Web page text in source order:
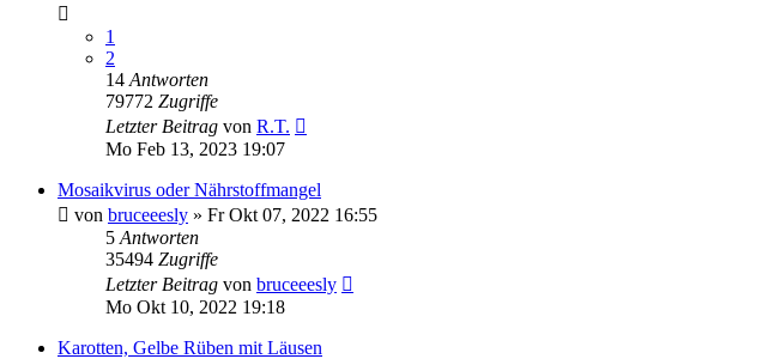
1
2
14 Antworten
79772 Zugriffe
Letzter Beitrag von R.T.
Mo Feb 13, 2023 19:07
Mosaikvirus oder Nährstoffmangel
von bruceeesly » Fr Okt 07, 2022 16:55
5 Antworten
35494 Zugriffe
Letzter Beitrag von bruceeesly
Mo Okt 10, 2022 19:18
Karotten, Gelbe Rüben mit Läusen